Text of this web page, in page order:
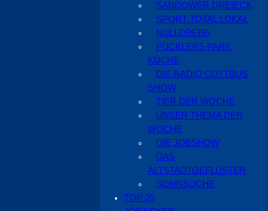
SANDOWER DREIECK
SPORT TOTAL LOKAL
NULLDREI55
PÜCKLERS PARK
KÜCHE
DIE RADIO COTTBUS
SHOW
TIER DER WOCHE
UNSER THEMA DER
WOCHE
DIE JOBSHOW
DAS
ALTSTADTGEFLÜSTER
SONGSUCHE
TOP 20